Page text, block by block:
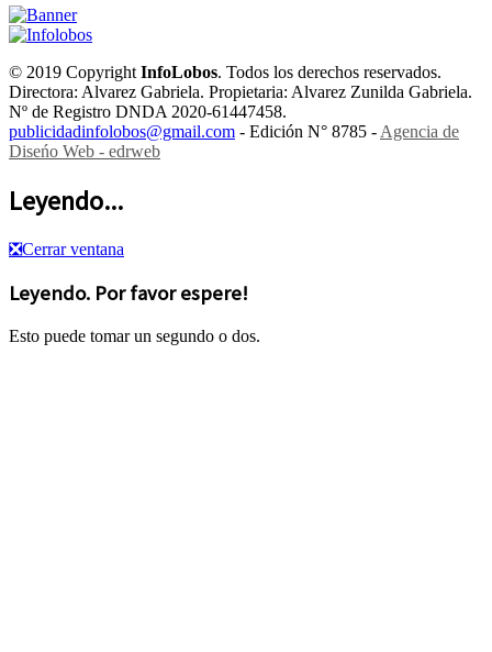
© 2019 CopyrightInfoLobos. Todos los derechos reservados.
Directora: Alvarez Gabriela. Propietaria: Alvarez Zunilda Gabriela.
Nº de Registro DNDA 2020-61447458.
publicidadinfolobos@gmail.com - Edición N° 8785 -Agencia de
Diseńo Web - edrweb
Leyendo...
❎Cerrar ventana
Leyendo. Por favor espere!
Esto puede tomar un segundo o dos.